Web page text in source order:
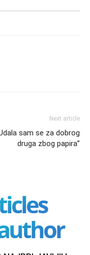
Next article
sam se za dobrog
druga zbog papira”